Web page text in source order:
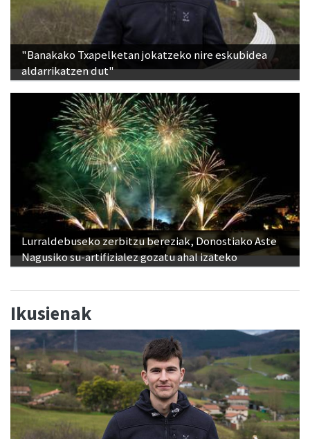
"Banakako Txapelketan jokatzeko nire eskubidea
aldarrikatzen dut"
Lurraldebuseko zerbitzu bereziak, Donostiako Aste
Nagusiko su-artifizialez gozatu ahal izateko
Ikusienak